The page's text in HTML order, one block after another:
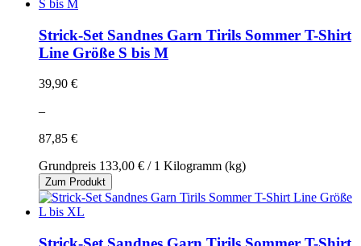
Strick-Set Sandnes Garn Tirils Sommer T-Shirt
Line Größe S bis M
39,90 €
–
87,85 €
Grundpreis 133,00 € / 1 Kilogramm (kg)
Zum Produkt